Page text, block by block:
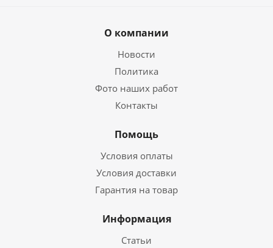
О компании
Новости
Политика
Фото наших работ
Контакты
Помощь
Условия оплаты
Условия доставки
Гарантия на товар
Информация
Статьи